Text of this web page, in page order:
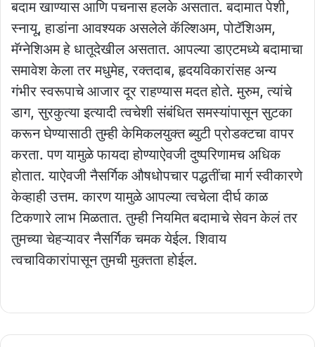
बदाम खाण्यास आणि पचनास हलके असतात. बदामात पेशी,
स्नायू, हाडांना आवश्यक असलेले कॅल्शिअम, पोटॅशिअम,
मॅग्नेशिअम हे धातूदेखील असतात. आपल्या डाएटमध्ये बदामाचा
समावेश केला तर मधुमेह, रक्तदाब, हृदयविकारांसह अन्य
गंभीर स्वरूपाचे आजार दूर राहण्यास मदत होते. मुरुम, त्यांचे
डाग, सुरकुत्या इत्यादी त्वचेशी संबंधित समस्यांपासून सुटका
करून घेण्यासाठी तुम्ही केमिकलयुक्त ब्युटी प्रोडक्टचा वापर
करता. पण यामुळे फायदा होण्याऐवजी दुष्परिणामच अधिक
होतात. याऐवजी नैसर्गिक औषधोपचार पद्धतींचा मार्ग स्वीकारणे
केव्हाही उत्तम. कारण यामुळे आपल्या त्वचेला दीर्घ काळ
टिकणारे लाभ मिळतात. तुम्ही नियमित बदामाचे सेवन केलं तर
तुमच्या चेहऱ्यावर नैसर्गिक चमक येईल. शिवाय
त्वचाविकारांपासून तुमची मुक्तता होईल.